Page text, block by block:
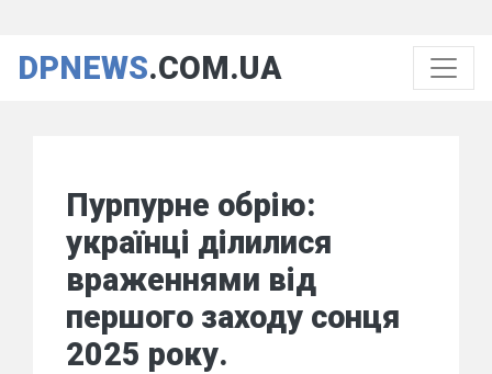
DPNEWS.COM.UA
Пурпурне обрію:
українці ділилися
враженнями від
першого заходу сонця
2025 року.